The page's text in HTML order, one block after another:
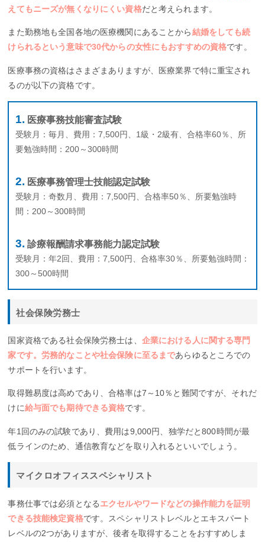
えてもニーズが無くなりにくい資格だと考えられます。
また勤務地も全国各地の医療機関にあることから結婚をしても続
けられるという意味で30代からの女性にもおすすめの資格です。
医療事務の資格はさまざまありますが、医療業界で特に重宝され
るのが以下の資格です。
医療事務技能審査試験
受験月：毎月、費用：7,500円、1級・2級有、合格率60％、所
要勉強時間：200～300時間
医療事務管理士技能認定試験
受験月：奇数月、費用：7,500円、合格率50％、所要勉強時
間：200～300時間
診療報酬請求事務能力認定試験
受験月：年2回、費用：7,500円、合格率30％、所要勉強時間：
300～500時間
社会保険労務士
国家資格である社会保険労務士は、 企業における人に関する専門
家です。労務的なことや社会保険に至るまであらゆるところでの
サポートを行います。
取得難易度は高めであり、合格率は7～10％と難関ですが、それだ
けに給与面でも期待できる資格です。
年1回のみの試験であり、費用は9,000円、独学だと800時間が最
低ラインのため、通信教育などを取り入れるといいでしょう。
マイクロオフィススペシャリスト
事務仕事では必須となるエクセルやワードなどの操作能力を証明
できる技能検定資格です。スペシャリストレベルとエキスパート
レベルの2つがありますが、後者を取得することをおすすめしま